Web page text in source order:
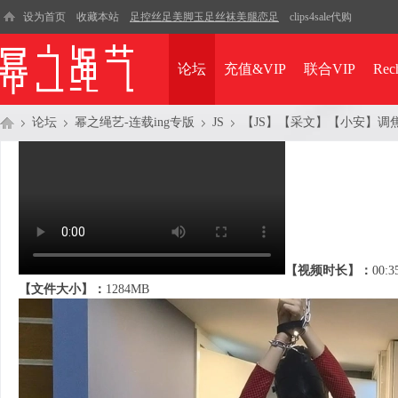
设为首页 收藏本站 足控丝足美脚玉足丝袜美腿恋足 clips4sale代购
论坛 充值&VIP 联合VIP
论坛 幂之绳艺-连载ing专版 JS 【JS】【采文】【小安】调
【视频时长】：
【文件大小】： 1284MB